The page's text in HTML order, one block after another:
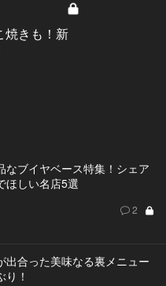
焼きも！新
なブイヤベース特集！シェア
ほしい名店5選
2
出合った美味なる裏メニュー
！